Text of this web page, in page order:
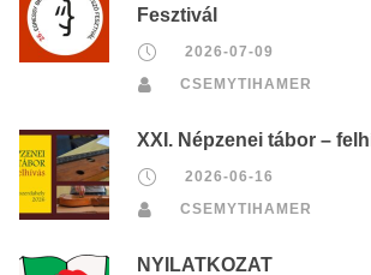
Fesztivál
2026-07-09
CSEMYTIHAMER
XXI. Népzenei tábor –
2026-06-16
CSEMYTIHAMER
NYILATKOZAT